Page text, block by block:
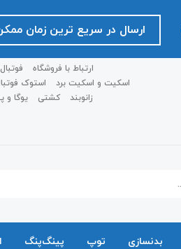
ارسال در سریع ترین زمان ممکن ‌<
ارتباط با فروشگاه فوتبال
اسکیت و اسکیت برد
استوک
زانوبند
کشتی یوگا و
بدنسازی توپ
پینگ‌پنگ